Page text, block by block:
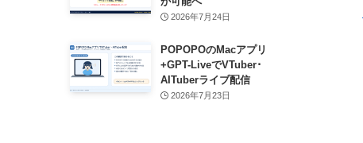
2026年7月24日
POPOPOのMacアプリ
+GPT-LiveでVTuber･
AITuberライブ配信
2026年7月23日